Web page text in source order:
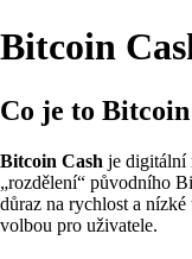
Bitcoin
Co je to Bitcoin
Bitcoin Cash je digitální
„rozdělení“ původního
důraz na rychlost a
volbou pro uživatele.